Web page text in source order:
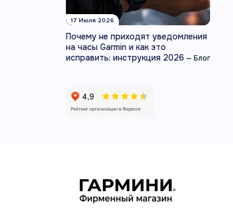
17 Июля 2026
Почему не приходят уведомления
на часы Garmin и как это
исправить: инструкция 2026 — Блог